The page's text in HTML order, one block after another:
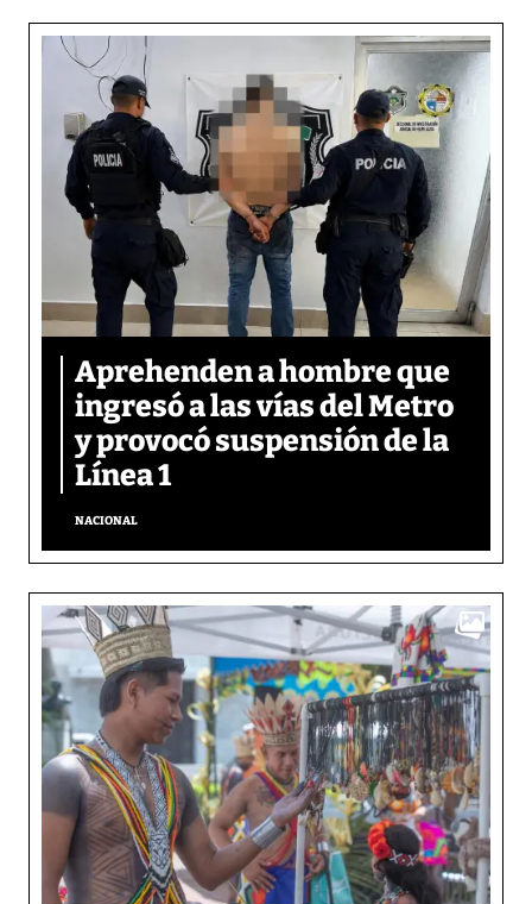
Aprehenden a hombre que
ingresó a las vías del Metro
y provocó suspensión de la
Línea 1
NACIONAL